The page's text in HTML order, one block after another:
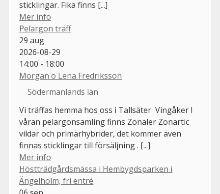
sticklingar. Fika finns [...]
Mer info
Pelargon träff
29 aug
2026-08-29
14:00 - 18:00
Morgan o Lena Fredriksson
Södermanlands län
Vi träffas hemma hos oss i Tallsäter Vingåker I
våran pelargonsamling finns Zonaler Zonartic
vildar och primärhybrider, det kommer även
finnas sticklingar till försäljning . [...]
Mer info
Höstträdgårdsmässa i Hembygdsparken i
Ängelholm, fri entré